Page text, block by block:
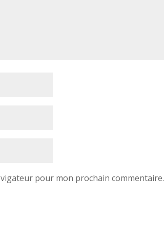
pour mon prochain commentaire.